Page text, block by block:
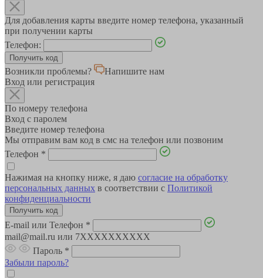
Для добавления карты введите номер телефона, указанный
при получении карты
Телефон:
Возникли проблемы?
Напишите нам
Вход или регистрация
По номеру телефона
Вход с паролем
Введите номер телефона
Мы отправим вам код в смс на телефон или позвоним
Телефон *
Нажимая на кнопку ниже, я даю согласие на обработку
персональных данных в соответствии с Политикой
конфиденциальности
E-mail или Телефон *
mail@mail.ru или 7XXXXXXXXXX
Пароль *
Забыли пароль?